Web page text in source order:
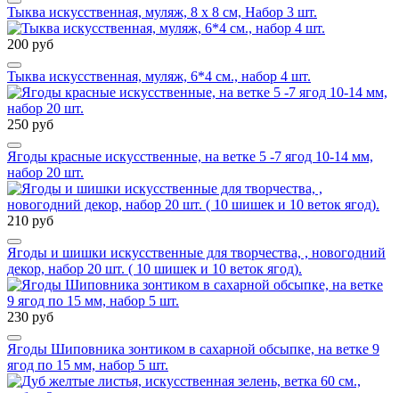
Тыква искусственная, муляж, 8 х 8 см, Набор 3 шт.
200 руб
Тыква искусственная, муляж, 6*4 см., набор 4 шт.
250 руб
Ягоды красные искусственные, на ветке 5 -7 ягод 10-14 мм,
набор 20 шт.
210 руб
Ягоды и шишки искусственные для творчества, , новогодний
декор, набор 20 шт. ( 10 шишек и 10 веток ягод).
230 руб
Ягоды Шиповника зонтиком в сахарной обсыпке, на ветке 9
ягод по 15 мм, набор 5 шт.